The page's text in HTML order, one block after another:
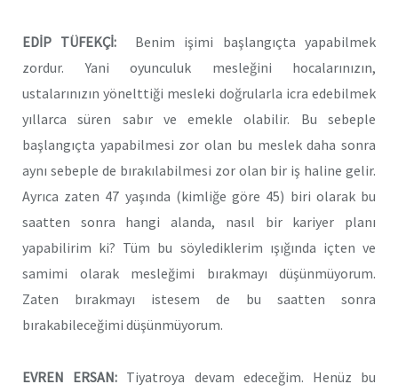
EDİP TÜFEKÇİ: Benim işimi başlangıçta yapabilmek
zordur. Yani oyunculuk mesleğini hocalarınızın,
ustalarınızın yönelttiği mesleki doğrularla icra edebilmek
yıllarca süren sabır ve emekle olabilir. Bu sebeple
başlangıçta yapabilmesi zor olan bu meslek daha sonra
aynı sebeple de bırakılabilmesi zor olan bir iş haline gelir.
Ayrıca zaten 47 yaşında (kimliğe göre 45) biri olarak bu
saatten sonra hangi alanda, nasıl bir kariyer planı
yapabilirim ki? Tüm bu söylediklerim ışığında içten ve
samimi olarak mesleğimi bırakmayı düşünmüyorum.
Zaten bırakmayı istesem de bu saatten sonra
bırakabileceğimi düşünmüyorum.
EVREN ERSAN: Tiyatroya devam edeceğim. Henüz bu